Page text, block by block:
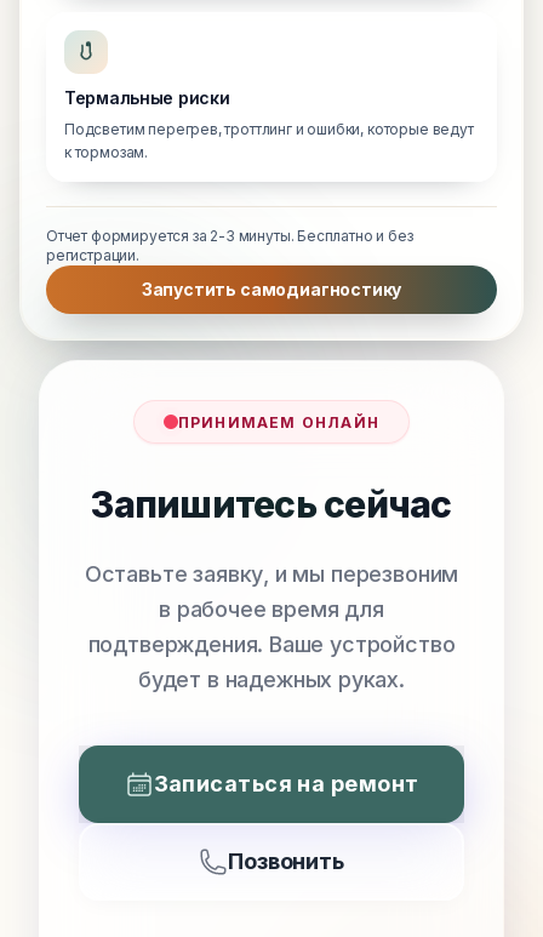
Термальные риски
Подсветим перегрев, троттлинг и ошибки, которые ведут
к тормозам.
Отчет формируется за 2-3 минуты. Бесплатно и без
регистрации.
Запустить самодиагностику
ПРИНИМАЕМ ОНЛАЙН
Запишитесь сейчас
Оставьте заявку, и мы перезвоним
в рабочее время для
подтверждения. Ваше устройство
будет в надежных руках.
Записаться на ремонт
Позвонить